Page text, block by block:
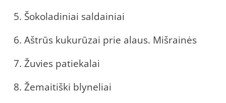
5. Šokoladiniai saldainiai
6. Aštrūs kukurūzai prie alaus. Mišrainės
7. Žuvies patiekalai
8. Žemaitiški blyneliai